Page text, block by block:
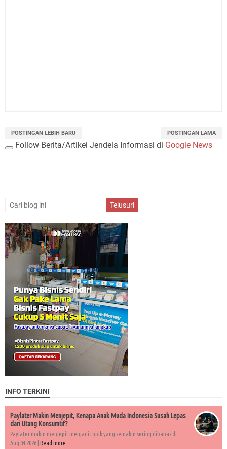
POSTINGAN LEBIH BARU POSTINGAN LAMA
Follow Berita/Artikel Jendela Informasi di Google News
INFO TERKINI
Paylater Makin Menjepit, Kenapa Anak Muda Indonesia Susah Lepas
dari Utang Konsumtif?
Paylater makin menjepit menjadi topik yang semakin sering dibahas di...
Aug 04 2026 | Read more